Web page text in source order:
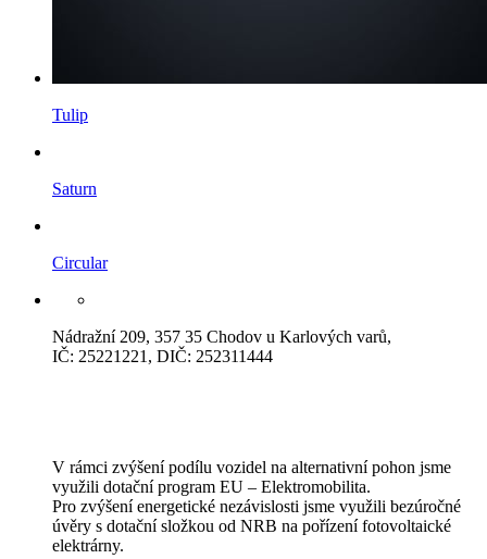
Tulip
Saturn
Circular
Nádražní 209, 357 35 Chodov u Karlových varů,
IČ: 25221221, DIČ: 252311444
V rámci zvýšení podílu vozidel na alternativní pohon jsme
využili dotační program EU – Elektromobilita.
Pro zvýšení energetické nezávislosti jsme využili bezúročné
úvěry s dotační složkou od NRB na pořízení fotovoltaické
elektrárny.